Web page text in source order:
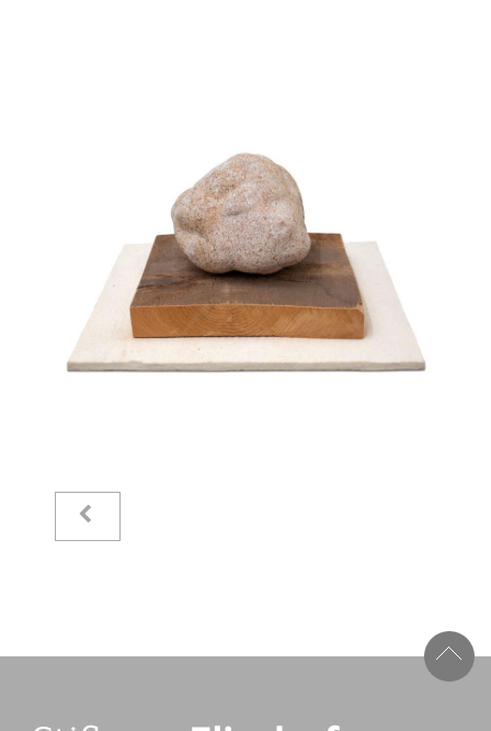
Eliashof
Sammlung zur Weltkunst
Kataloge
Raimer Jochims
Papierarbeiten
Zeichnungen